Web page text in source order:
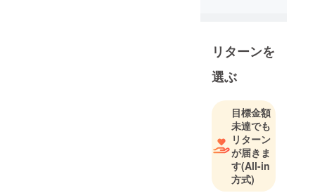
リターンを
選ぶ
目標金額
未達でも
リターン
が届きま
す(All-in
方式)